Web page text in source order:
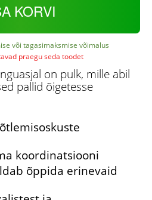
KORVI
või tagasimaksmise võimalus
praegu seda toodet
on pulk, mille abil
pallid õigetesse
koordinatsiooni
õppida erinevaid